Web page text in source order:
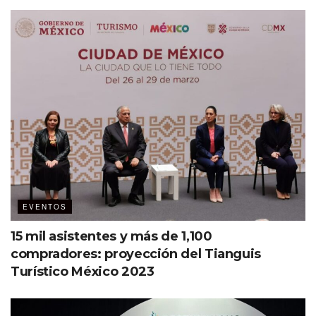
y prepararse para la regata. Con el ánimo hasta el cielo,
cada grupo subió al velero comprometido para
concentrarse y de esta manera dirigir su embarcación por
la mejor ruta. Finalmente, todos fueron ganadores al
tener la oportunidad de establecer su propia estrategia,
conectar con la naturaleza y generar un ambiente de
competencia, pero también de motivación y camaradería.
Jornada creativa y con grandes
EVENTOS
15 mil asistentes y más de 1,100
compradores: proyección del Tianguis
Turístico México 2023